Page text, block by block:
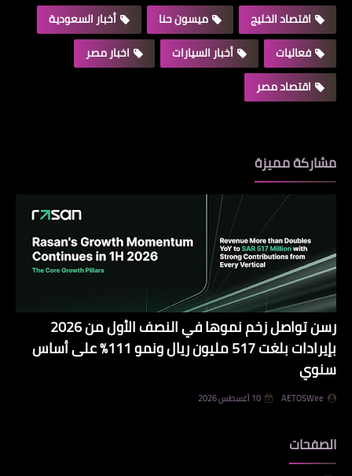
اقتصاد الخليج
ميسون حنا
أخبار السعودية
فعاليات
أخبار السيارات
اخبار مصر
اقتصاد مصر
مشاركة مميزة
رسن تواصل زخم نموها في النصف الأول من 2026
بإيرادات بلغت 517 مليون ريال ونمو 111% على أساس
سنوي
AETOSWire 10 أغسطس 2026
الصفحات